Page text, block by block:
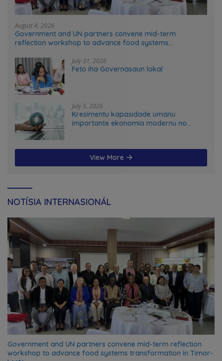
August 4, 2026
Government and UN partners convene mid-term
reflection workshop to advance food systems
July 31, 2026
Feto iha Governasaun lokal
July 5, 2026
Kresimentu kapasidade umanu
importante ekonomia modernu no
View More
NOTÍSIA INTERNASIONÁL
Government and UN partners convene mid-term reflection
workshop to advance food systems transformation in Timor-